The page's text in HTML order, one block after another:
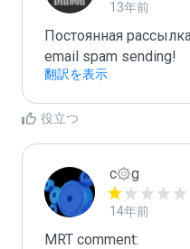
13年前
Постоянная
email spam sending!
翻訳を表示
役立つ
c۞g
14年前
MRT comment: